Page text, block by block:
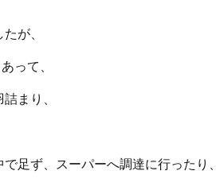
が、
って、
まり、
足ず、スーパーへ調達に行ったり、